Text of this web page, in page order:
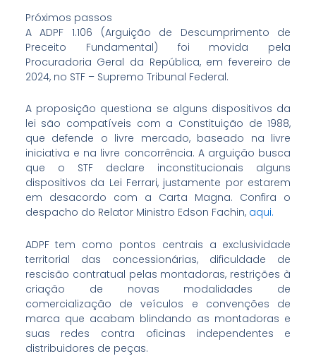
Próximos passos
A ADPF 1.106 (Arguição de Descumprimento de
Preceito Fundamental) foi movida pela
Procuradoria Geral da República, em fevereiro de
2024, no STF – Supremo Tribunal Federal.
A proposição questiona se alguns dispositivos da
lei são compatíveis com a Constituição de 1988,
que defende o livre mercado, baseado na livre
iniciativa e na livre concorrência. A arguição busca
que o STF declare inconstitucionais alguns
dispositivos da Lei Ferrari, justamente por estarem
em desacordo com a Carta Magna. Confira o
despacho do Relator Ministro Edson Fachin, aqui.
ADPF tem como pontos centrais a exclusividade
territorial das concessionárias, dificuldade de
rescisão contratual pelas montadoras, restrições à
criação de novas modalidades de
comercialização de veículos e convenções de
marca que acabam blindando as montadoras e
suas redes contra oficinas independentes e
distribuidores de peças.